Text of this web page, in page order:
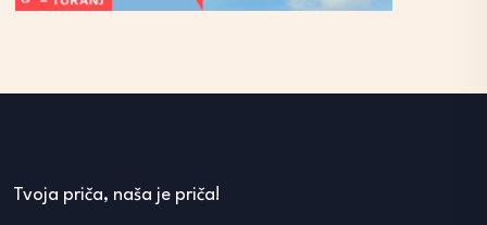
Tvoja priča, naša je priča!